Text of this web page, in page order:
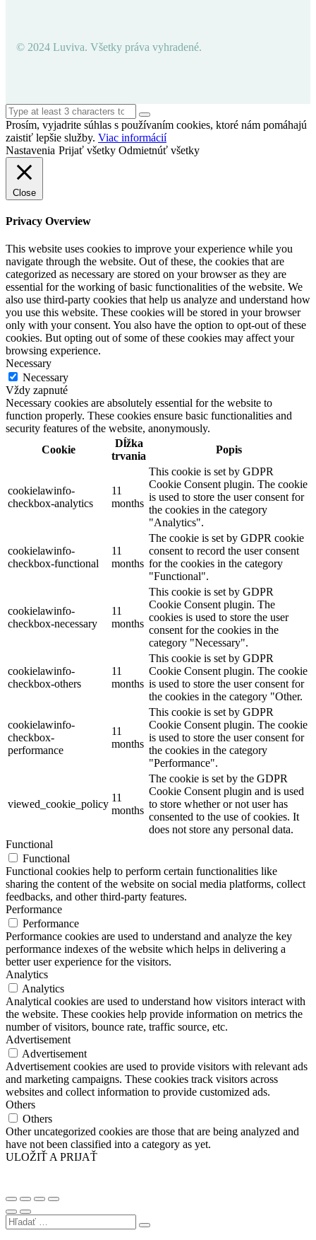
© 2024 Luviva. Všetky práva vyhradené.
Prosím, vyjadrite súhlas s používaním cookies, ktoré nám pomáhajú
zaistiť lepšie služby. Viac informácií
Nastavenia Prijať všetky Odmietnúť všetky
Close
Privacy Overview
This website uses cookies to improve your experience while you
navigate through the website. Out of these, the cookies that are
categorized as necessary are stored on your browser as they are
essential for the working of basic functionalities of the website. We
also use third-party cookies that help us analyze and understand how
you use this website. These cookies will be stored in your browser
only with your consent. You also have the option to opt-out of these
cookies. But opting out of some of these cookies may affect your
browsing experience.
Necessary
Necessary
Vždy zapnuté
Necessary cookies are absolutely essential for the website to
function properly. These cookies ensure basic functionalities and
security features of the website, anonymously.
Cookie
Dĺžka
trvania
Popis
cookielawinfo-
checkbox-analytics
11
months
This cookie is set by GDPR
Cookie Consent plugin. The cookie
is used to store the user consent for
the cookies in the category
"Analytics".
cookielawinfo-
checkbox-functional
11
months
The cookie is set by GDPR cookie
consent to record the user consent
for the cookies in the category
"Functional".
cookielawinfo-
checkbox-necessary
11
months
This cookie is set by GDPR
Cookie Consent plugin. The
cookies is used to store the user
consent for the cookies in the
category "Necessary".
cookielawinfo-
checkbox-others
11
months
This cookie is set by GDPR
Cookie Consent plugin. The cookie
is used to store the user consent for
the cookies in the category "Other.
cookielawinfo-
checkbox-
performance
11
months
This cookie is set by GDPR
Cookie Consent plugin. The cookie
is used to store the user consent for
the cookies in the category
"Performance".
viewed_cookie_policy
11
months
The cookie is set by the GDPR
Cookie Consent plugin and is used
to store whether or not user has
consented to the use of cookies. It
does not store any personal data.
Functional
Functional
Functional cookies help to perform certain functionalities like
sharing the content of the website on social media platforms, collect
feedbacks, and other third-party features.
Performance
Performance
Performance cookies are used to understand and analyze the key
performance indexes of the website which helps in delivering a
better user experience for the visitors.
Analytics
Analytics
Analytical cookies are used to understand how visitors interact with
the website. These cookies help provide information on metrics the
number of visitors, bounce rate, traffic source, etc.
Advertisement
Advertisement
Advertisement cookies are used to provide visitors with relevant ads
and marketing campaigns. These cookies track visitors across
websites and collect information to provide customized ads.
Others
Others
Other uncategorized cookies are those that are being analyzed and
have not been classified into a category as yet.
ULOŽIŤ A PRIJAŤ